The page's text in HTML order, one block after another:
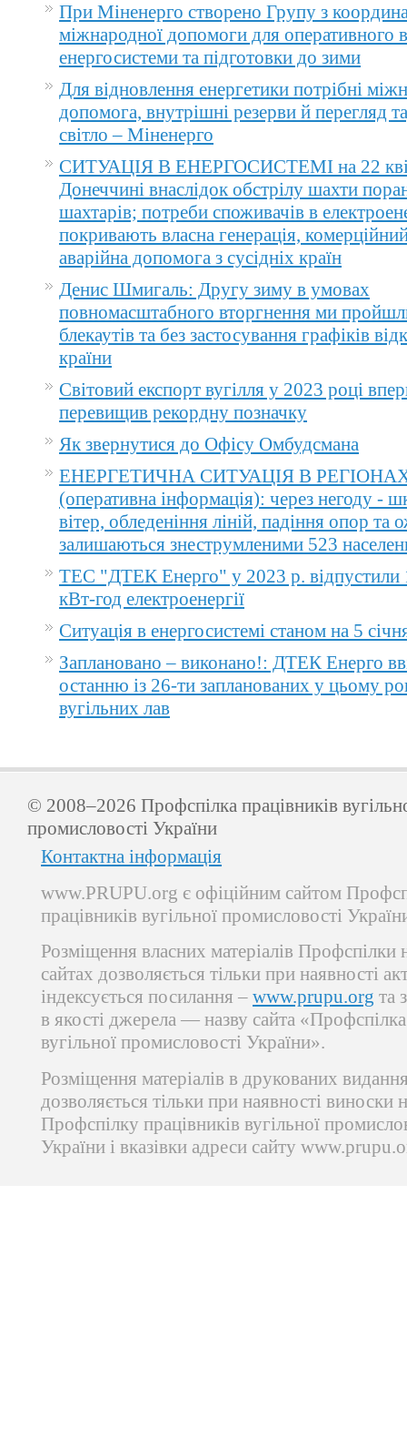
При Міненерго створено Групу з
міжнародної допомоги для оперативного
енергосистеми та підготовки до зими
Для відновлення енергетики потрібні
допомога, внутрішні резерви й перегляд
світло – Міненерго
СИТУАЦІЯ В ЕНЕРГОСИСТЕМІ на 22
Донеччині внаслідок обстрілу шахти
шахтарів; потреби споживачів в
покривають власна генерація,
аварійна допомога з сусідніх країн
Денис Шмигаль: Другу зиму в умовах
повномасштабного вторгнення ми
блекаутів та без застосування графіків
країни
Світовий експорт вугілля у 2023 році
перевищив рекордну позначку
Як звернутися до Офісу Омбудсмана
ЕНЕРГЕТИЧНА СИТУАЦІЯ В
(оперативна інформація): через негоду -
вітер, обледеніння ліній, падіння опор та
залишаються знеструмленими 523
ТЕС "ДТЕК Енерго" у 2023 р. відпустили
кВт-год електроенергії
Ситуація в енергосистемі станом на 5
Заплановано – виконано!: ДТЕК Енерго
останню із 26-ти запланованих у цьому
вугільних лав
© 2008–2026 Профспілка працівників
промисловості України
Контактна інформація
www.PRUPU.org є офіційним сайтом
працівників вугільної промисловості
Розміщення власних матеріалів Профспілки
сайтах дозволяється тільки при наявності
індексується посилання – www.prupu.org та
в якості джерела — назву сайта «Профспілка
вугільної промисловості України».
Розміщення матеріалів в друкованих
дозволяється тільки при наявності виноски
Профспілку працівників вугільної
України і вказівки адреси сайту